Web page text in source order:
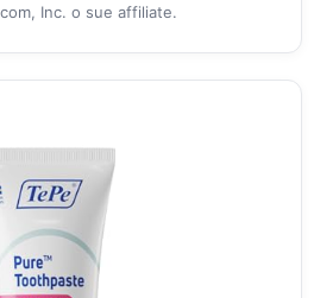
Inc. o sue affiliate.